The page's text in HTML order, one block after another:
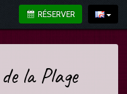
RÉSERVER
la Plage